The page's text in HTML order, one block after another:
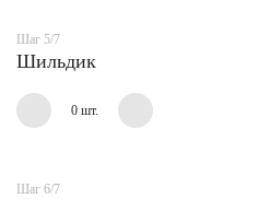
Шаг 5/7
Шильдик
0 шт.
Шаг 6/7